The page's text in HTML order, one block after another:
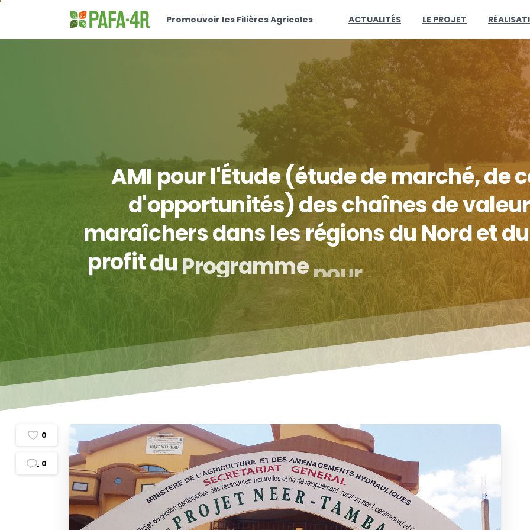
Promouvoir les Filières Agricoles ACTUALITÉS LE PROJET
AMIpourl'Étude(étudedemarché,de
d'opportunités)deschaînesdevaleur
maraîchersdanslesrégionsdu Nordetdu
profitduProgrammepour le
des PetitsProducteurs
0
0